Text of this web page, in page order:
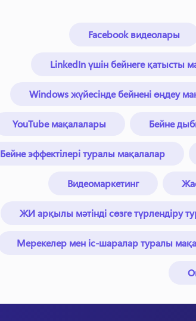
Facebook видеолары
LinkedIn үшін бейнеге қатысты
Windows жүйесінде бейнені өңдеу
YouTube мақалалары Бейне
Бейне эффектілері туралы мақалалар
Видеомаркетинг
ЖИ арқылы мәтінді сөзге түрлендіру
Мерекелер мен іс-шаралар туралы